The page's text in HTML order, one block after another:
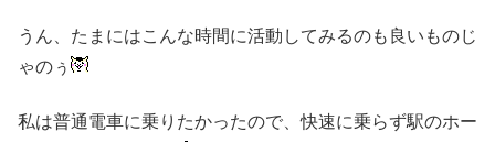
うん、たまにはこんな時間に活動してみるのも良いものじ
ゃのぅ
私は普通電車に乗りたかったので、快速に乗らず駅のホー